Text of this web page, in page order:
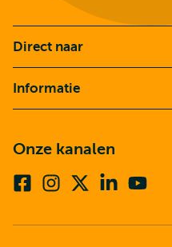
Direct naar
Informatie
Onze kanalen
FacebookInstagram
twitter)
Linkedin